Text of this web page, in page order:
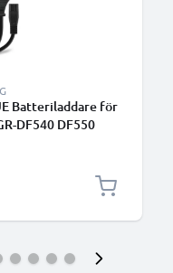
Batteriladdare för
DF540 DF550